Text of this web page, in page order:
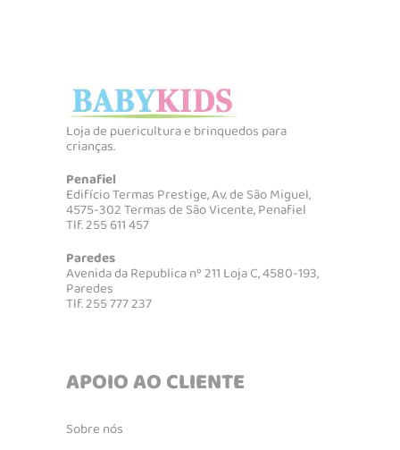
Loja de puericultura e brinquedos para
crianças.
Penafiel
Edifício Termas Prestige, Av. de São Miguel,
4575-302 Termas de São Vicente, Penafiel
Tlf. 255 611 457
Paredes
Avenida da Republica nº 211 Loja C, 4580-193,
Paredes
Tlf. 255 777 237
APOIO AO CLIENTE
Sobre nós